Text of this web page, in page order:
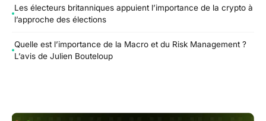
Les électeurs britanniques appuient l’importance de la crypto à
l’approche des élections
Quelle est l’importance de la Macro et du Risk Management ?
L’avis de Julien Bouteloup